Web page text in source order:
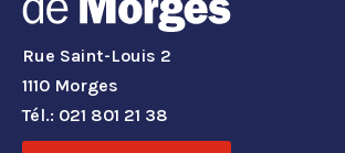
Rue Saint-Louis 2
1110 Morges
Tél.: 021 801 21 38